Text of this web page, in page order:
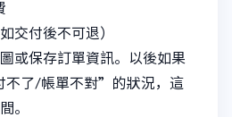
交付後不可退）
或保存訂單資訊。以後如果
不了/帳單不對”的狀況，這
。